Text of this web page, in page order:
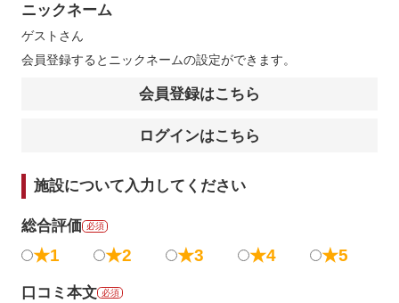
ニックネーム
ゲスト さん
会員登録するとニックネームの設定ができます。
会員登録はこちら
ログインはこちら
施設について入力してください
総合評価 必須
★1 ★2 ★3 ★4 ★5
口コミ本文 必須